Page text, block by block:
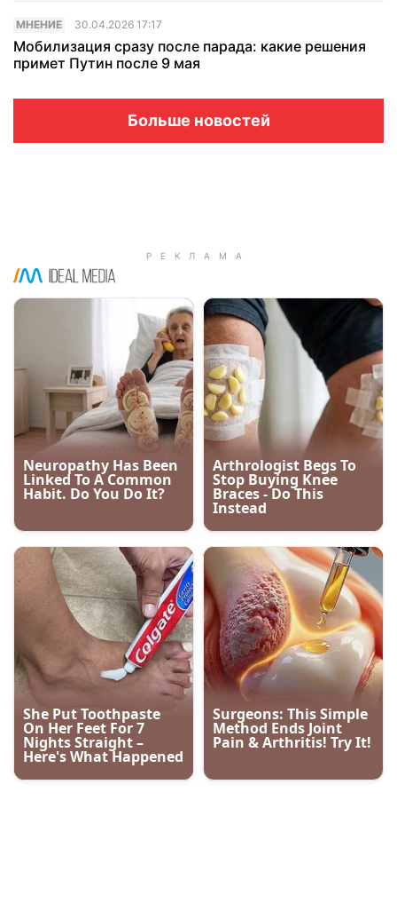
МНЕНИЕ 30.04.2026 17:17
Мобилизация сразу после парада: какие решения
примет Путин после 9 мая
Больше новостей